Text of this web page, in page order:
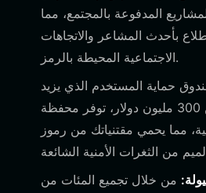
المدفوعة بالمجتمع، مما
بأحدث المشاعر والاتجاهات
الاجتماعية المحيطة بالرمز.
حماية المستخدم الذي يزيد
عن 300 مليون دولار، توفر محفظة Bitget شبكة أمان
مما يحمي مقتنياتك من رموز
من خلال تجميع المئات من DEXs